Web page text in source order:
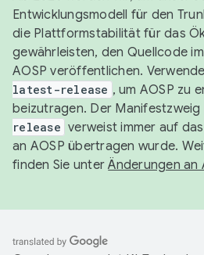
Entwicklungsmodell für den
die Plattformstabilität für das
gewährleisten, den Quellcode
AOSP veröffentlichen.
latest-release , um AOSP zu
beizutragen. Der Manifestzweig
release verweist immer auf
an AOSP übertragen wurde.
finden Sie unterÄnderungen an